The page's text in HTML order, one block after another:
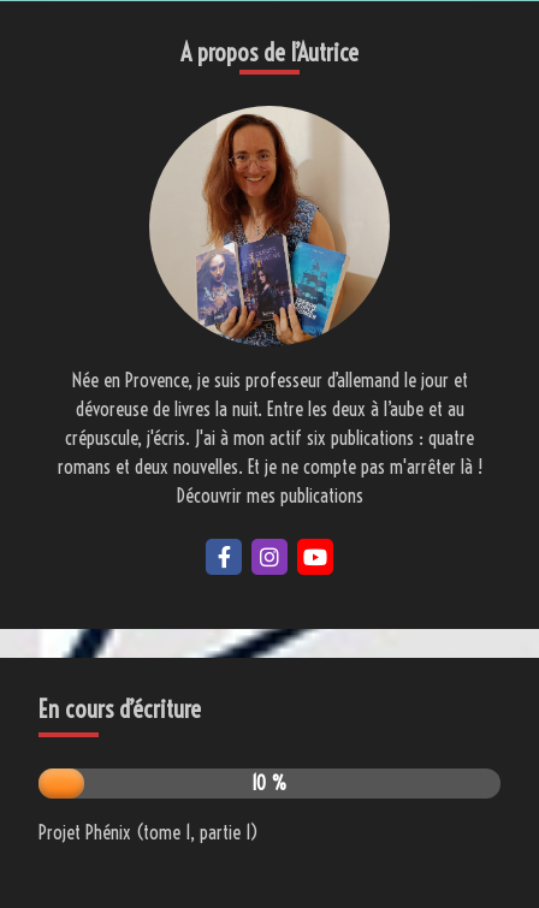
A propos de l’Autrice
Née en Provence, je suis professeur d’allemand le jour et
dévoreuse de livres la nuit. Entre les deux à l’aube et au
crépuscule, j'écris. J'ai à mon actif six publications : quatre
romans et deux nouvelles. Et je ne compte pas m'arrêter là !
Découvrir mes publications
En cours d’écriture
10 %
Projet Phénix (tome 1, partie 1)